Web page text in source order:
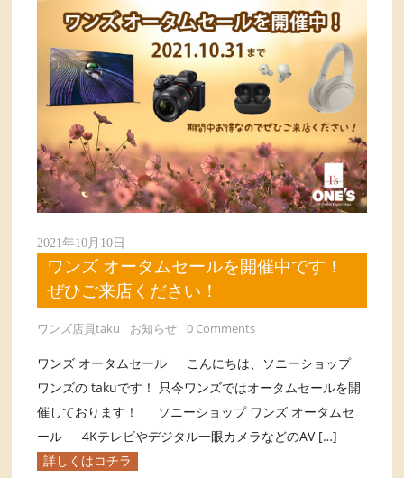
2021年10月10日
ワンズ オータムセールを開催中です！
ぜひご来店ください！
ワンズ店員taku お知らせ 0 Comments
ワンズ オータムセール こんにちは、ソニーショップ
ワンズの takuです！ 只今ワンズではオータムセールを開
催しております！ ソニーショップ ワンズ オータムセ
ール 4Kテレビやデジタル一眼カメラなどのAV […]
詳しくはコチラ